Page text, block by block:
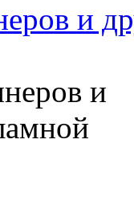
и